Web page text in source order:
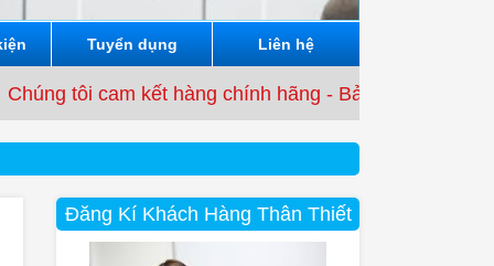
Tuyển dụng Liên hệ
kết hàng chính hãng - Bảo hành từ 3 tháng đến 12
Đăng Kí Khách Hàng Thân Thiết